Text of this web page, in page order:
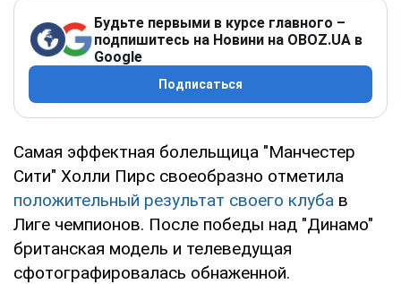
Будьте первыми в курсе главного –
подпишитесь на Новини на OBOZ.UA в
Google
Подписаться
Самая эффектная болельщица "Манчестер
Сити" Холли Пирс своеобразно отметила
положительный результат своего клуба в
Лиге чемпионов. После победы над "Динамо"
британская модель и телеведущая
сфотографировалась обнаженной.